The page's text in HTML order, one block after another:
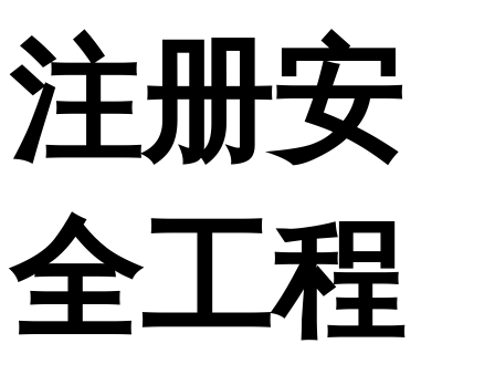
注册安
全工程